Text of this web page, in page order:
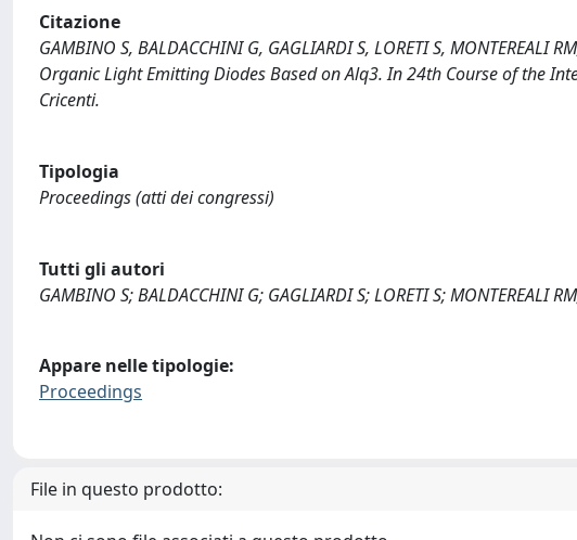
Citazione
GAMBINO S, BALDACCHINI G, GAGLIARDI S, LORETI S,
Organic Light Emitting Diodes Based on Alq3. In 24th Course of the
Cricenti.
Tipologia
Proceedings (atti dei congressi)
Tutti gli autori
GAMBINO S; BALDACCHINI G; GAGLIARDI S; LORETI S; MONTEREALI
Appare nelle tipologie:
Proceedings
File in questo prodotto: